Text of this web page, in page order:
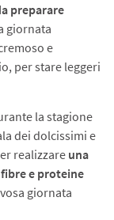
preparare
giornata
e
per stare leggeri
la stagione
dei dolcissimi e
realizzare una
e proteine
giornata